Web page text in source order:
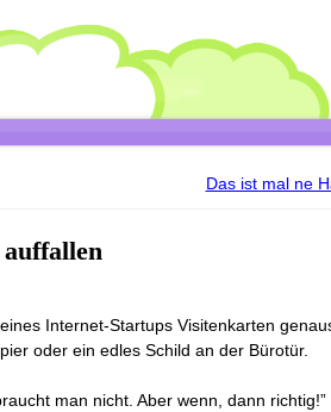
Das ist mal ne
Internet-Startups Visitenkarten
oder ein edles Schild an der Bürotür.
man nicht. Aber wenn, dann richtig!”